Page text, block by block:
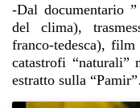
-Dal documentario
del clima),
franco-tedesca),
catastrofi
estratto sulla